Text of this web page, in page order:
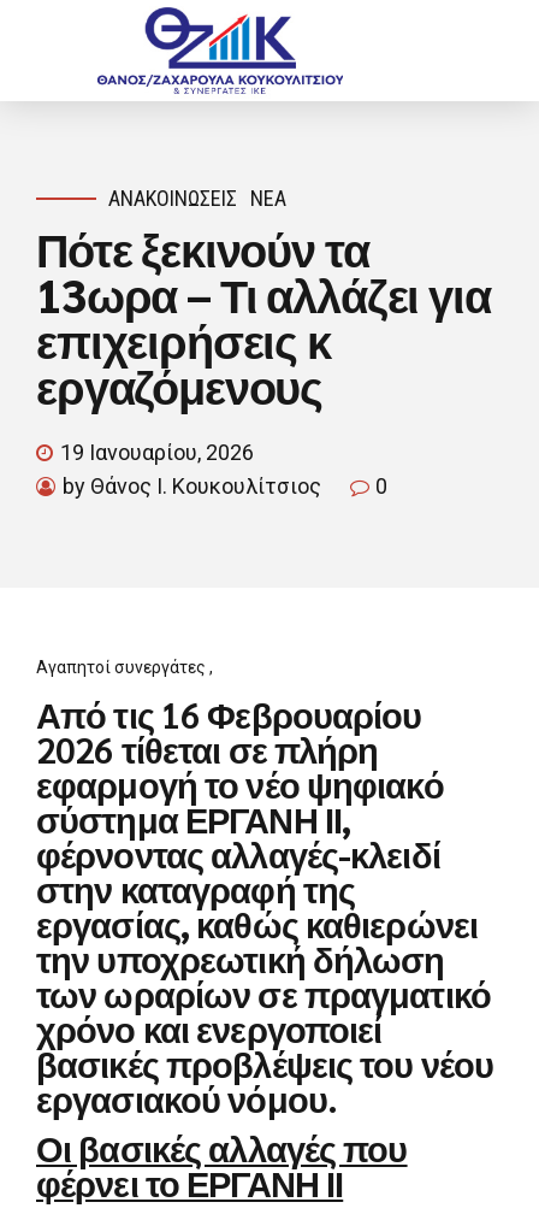
ΑΝΑΚΟΙΝΏΣΕΙΣ ΝΈΑ
Πότε ξεκινούν τα
13ωρα – Τι αλλάζει για
επιχειρήσεις κ
εργαζόμενους
19 Ιανουαρίου, 2026
by Θάνος Ι. Κουκουλίτσιος
0
Αγαπητοί συνεργάτες ,
Από τις 16 Φεβρουαρίου
2026 τίθεται σεπλήρη
εφαρμογήτο νέο ψηφιακό
σύστημαΕΡΓΑΝΗ ΙΙ,
φέρνοντας αλλαγές-κλειδί
στην καταγραφή της
εργασίας, καθώς καθιερώνει
τηνυποχρεωτική δήλωση
των ωραρίων σε πραγματικό
χρόνοκαι ενεργοποιεί
βασικές προβλέψεις του νέου
εργασιακού νόμου.
Οι βασικές αλλαγές που
φέρνει το ΕΡΓΑΝΗ ΙΙ